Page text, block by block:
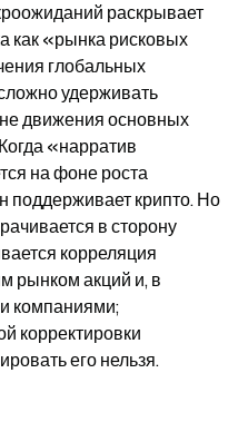
раскрывает
как «рынка рисковых
глобальных
удерживать
движения основных
«нарратив
на фоне роста
поддерживает крипто. Но
в сторону
корреляция
рынком акций и, в
компаниями;
корректировки
его нельзя.